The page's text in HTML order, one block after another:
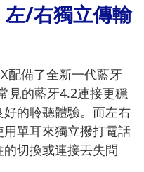
/右獨立傳輸
配備了全新一代藍牙
見的藍牙4.2連接更穩
的聆聽體驗。而左右
單耳來獨立撥打電話
切換或連接丟失問